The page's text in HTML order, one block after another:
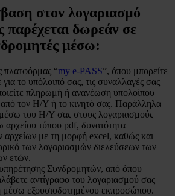
στον λογαριασμό
παρέχεται δωρεάν σε
μέσω:
πλατφόρμας “my e-PASS”, όπου μπορείτε
το υπόλοιπό σας, τις συναλλαγές σας
πληρωμή ή ανανέωση υπολοίπου
τον Η/Υ ή το κινητό σας. Παράλληλα
του Η/Υ σας στους λογαριασμούς
αρχείου τύπου pdf, δυνατότητα
αρχείων με τη μορφή excel, καθώς και
των λογαριασμών διελεύσεων των
ετών.
Συνδρομητών, από όπου
αντίγραφο του λογαριασμού σας
εξουσιοδοτημένου εκπροσώπου.